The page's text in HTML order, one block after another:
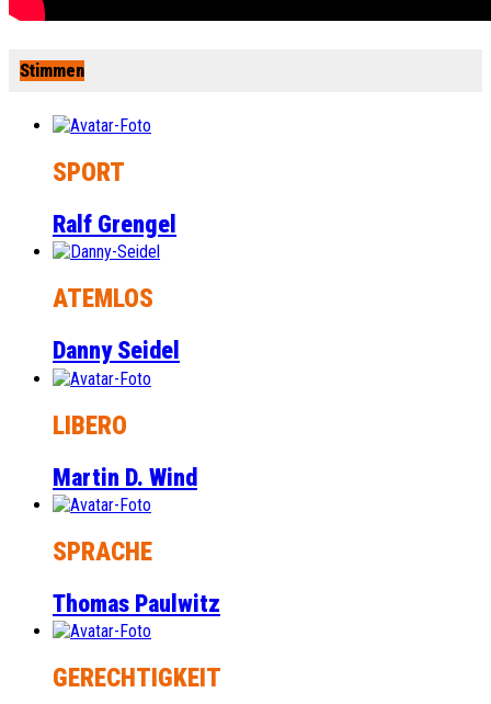
Stimmen
SPORT
Ralf Grengel
ATEMLOS
Danny Seidel
LIBERO
Martin D. Wind
SPRACHE
Thomas Paulwitz
GERECHTIGKEIT